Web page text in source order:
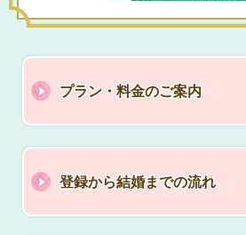
プラン・料金のご案内
登録から結婚までの流れ